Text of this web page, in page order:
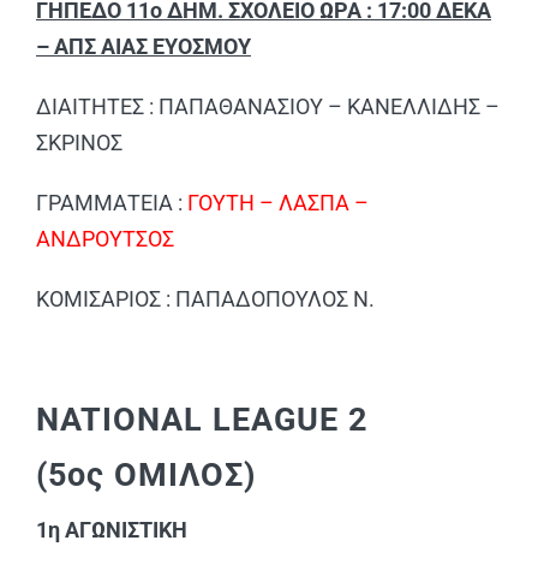
ΓΗΠΕΔΟ 11ο ΔΗΜ. ΣΧΟΛΕΙΟ ΩΡΑ : 17:00 ΔΕΚΑ
– ΑΠΣ ΑΙΑΣ ΕΥΟΣΜΟΥ
ΔΙΑΙΤΗΤΕΣ : ΠΑΠΑΘΑΝΑΣΙΟΥ – ΚΑΝΕΛΛΙΔΗΣ –
ΣΚΡΙΝΟΣ
ΓΡΑΜΜΑΤΕΙΑ : ΓΟΥΤΗ – ΛΑΣΠΑ –
ΑΝΔΡΟΥΤΣΟΣ
ΚΟΜΙΣΑΡΙΟΣ : ΠΑΠΑΔΟΠΟΥΛΟΣ Ν.
NATIONAL LEAGUE 2
(5ος ΟΜΙΛΟΣ)
1η ΑΓΩΝΙΣΤΙΚΗ